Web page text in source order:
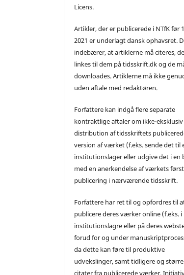
Licens.
Artikler, der er publicerede i NTfK før
2021 er underlagt dansk ophavsret.
indebærer, at artiklerne må citeres,
linkes til dem på tidsskrift.dk og de
downloades. Artiklerne må ikke
uden aftale med redaktøren.
Forfattere kan indgå flere separate
kontraktlige aftaler om ikke-eksklusiv
distribution af tidsskriftets
version af værket (f.eks. sende det til
institutionslager eller udgive det i en
med en anerkendelse af værkets
publicering i nærværende tidsskrift.
Forfattere har ret til og opfordres til
publicere deres værker online (f.eks. i
institutionslagre eller på deres
forud for og under
da dette kan føre til produktive
udvekslinger, samt tidligere og større
citater fra publicerede værker.